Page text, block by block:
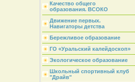
Качество общего
образования. ВСОКО
Движение первых.
Навигаторы детства
Бережливое образование
ГО «Уральский калейдоскоп»
Экологическое образование
Школьный спортивный клуб
"Драйв"